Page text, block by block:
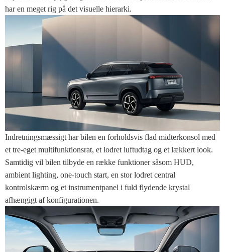
har en meget rig på det visuelle hierarki.
Indretningsmæssigt har bilen en forholdsvis flad midterkonsol med
et tre-eget multifunktionsrat, et lodret luftudtag og et lækkert look.
Samtidig vil bilen tilbyde en række funktioner såsom HUD,
ambient lighting, one-touch start, en stor lodret central
kontrolskærm og et instrumentpanel i fuld flydende krystal
afhængigt af konfigurationen.